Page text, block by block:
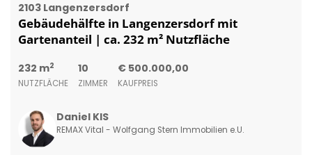
2103 Langenzersdorf
Gebäudehälfte in Langenzersdorf mit
Gartenanteil | ca. 232 m² Nutzfläche
232 m2
NUTZFLÄCHE
10
ZIMMER
€ 500.000,00
KAUFPREIS
Daniel KIS
REMAX Vital - Wolfgang Stern Immobilien e.U.